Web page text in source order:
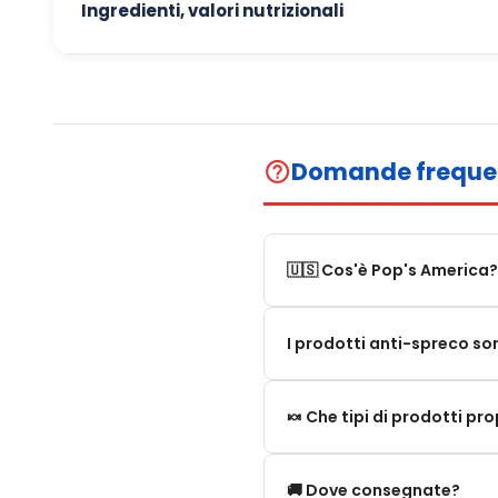
Ingredienti, valori nutrizionali
help_outlineDomande
🇺🇸 Cos'è Pop's America?
Pop's America è un
I prodotti anti-spreco
I nostri prodotti anti-
comporta alcun rischio per
🍬 Che tipi di prodotti
Proponiamo in particolare:
🚚 Dove consegnate?